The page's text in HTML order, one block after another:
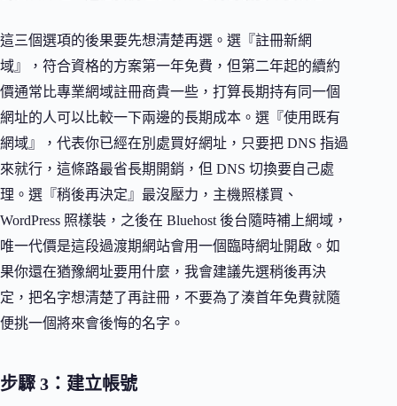
這三個選項的後果要先想清楚再選。選『註冊新網
域』，符合資格的方案第一年免費，但第二年起的續約
價通常比專業網域註冊商貴一些，打算長期持有同一個
網址的人可以比較一下兩邊的長期成本。選『使用既有
網域』，代表你已經在別處買好網址，只要把 DNS 指過
來就行，這條路最省長期開銷，但 DNS 切換要自己處
理。選『稍後再決定』最沒壓力，主機照樣買、
WordPress 照樣裝，之後在 Bluehost 後台隨時補上網域，
唯一代價是這段過渡期網站會用一個臨時網址開啟。如
果你還在猶豫網址要用什麼，我會建議先選稍後再決
定，把名字想清楚了再註冊，不要為了湊首年免費就隨
便挑一個將來會後悔的名字。
步驟 3：建立帳號